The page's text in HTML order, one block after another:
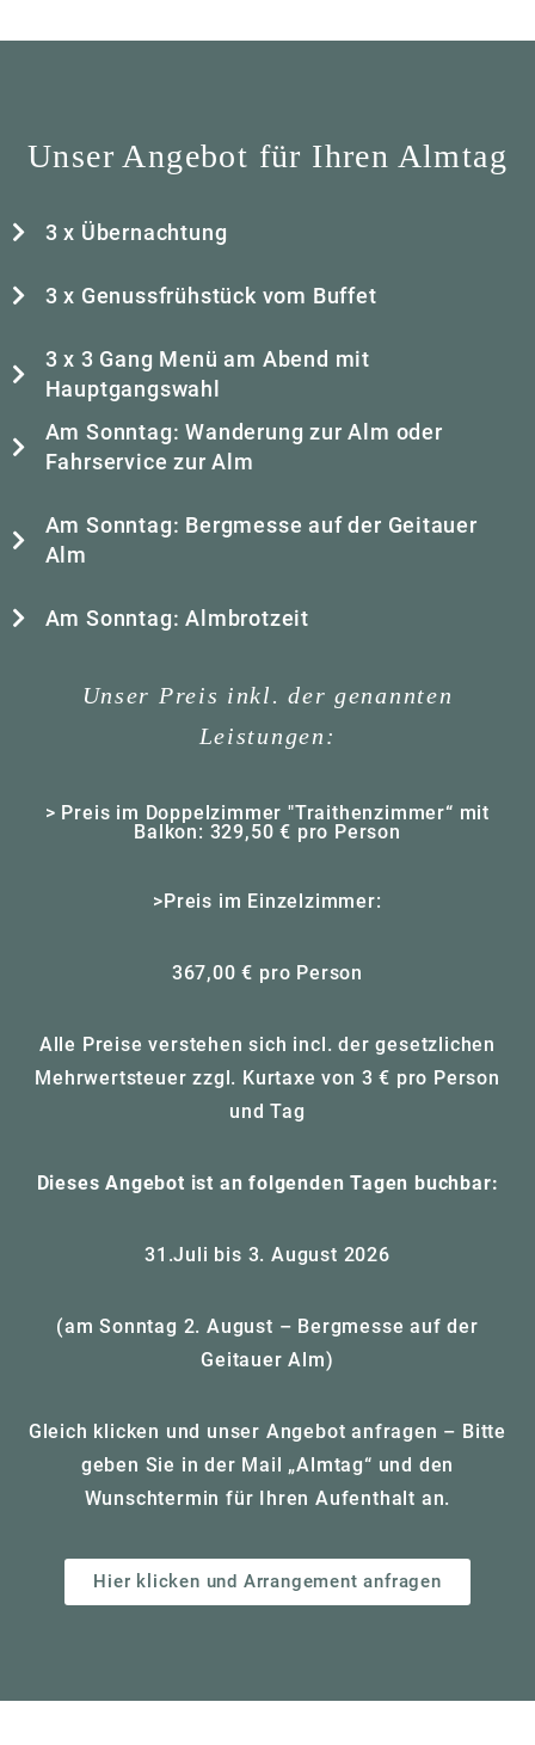
Unser Angebot für Ihren Almtag
3 x Übernachtung
3 x Genussfrühstück vom Buffet
3 x 3 Gang Menü am Abend mit
Hauptgangswahl
Am Sonntag: Wanderung zur Alm oder
Fahrservice zur Alm
Am Sonntag: Bergmesse auf der Geitauer
Alm
Am Sonntag: Almbrotzeit
Unser Preis inkl. der genannten
Leistungen:
> Preis im Doppelzimmer "Traithenzimmer“ mit
Balkon: 329,50 € pro Person
>Preis im Einzelzimmer:
367,00 € pro Person
Alle Preise verstehen sich incl. der gesetzlichen
Mehrwertsteuer zzgl. Kurtaxe von 3 € pro Person
und Tag
Dieses Angebot ist an folgenden Tagen buchbar:
31.Juli bis 3. August 2026
(am Sonntag 2. August – Bergmesse auf der
Geitauer Alm)
Gleich klicken und unser Angebot anfragen – Bitte
geben Sie in der Mail „Almtag“ und den
Wunschtermin für Ihren Aufenthalt an.
Hier klicken und Arrangement anfragen